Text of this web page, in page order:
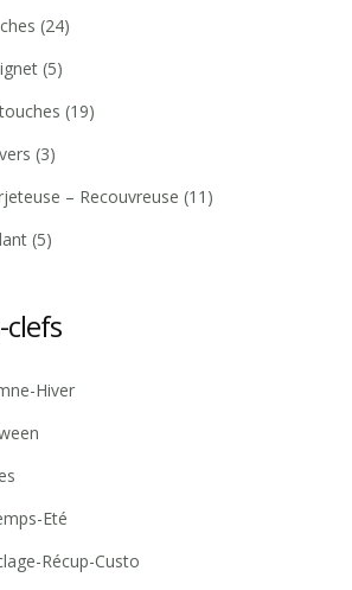
(24)
(5)
(19)
(3)
– Recouvreuse (11)
(5)
Hiver
Eté
Récup-Custo